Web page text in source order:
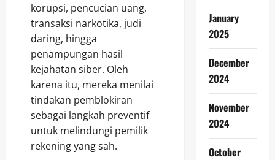
korupsi, pencucian uang,
transaksi narkotika, judi
daring, hingga
penampungan hasil
kejahatan siber. Oleh
karena itu, mereka menilai
tindakan pemblokiran
sebagai langkah preventif
untuk melindungi pemilik
rekening yang sah.
January
2025
December
2024
November
2024
October